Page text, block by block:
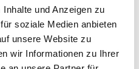
und Anzeigen zu
soziale Medien anbieten
unsere Website zu
wir Informationen zu Ihrer
& SHOPPEN
RECHT & GELD